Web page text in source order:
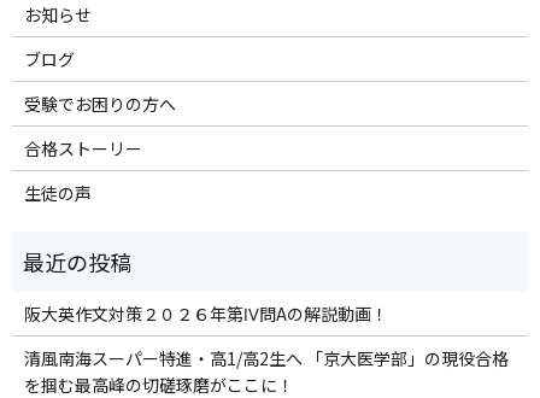
お知らせ
ブログ
受験でお困りの方へ
合格ストーリー
生徒の声
阪大英作文対策２０２６年第Ⅳ問Aの解説動画！
清風南海スーパー特進・高1/高2生へ 「京大医学部」の現役合格
を掴む最高峰の切磋琢磨がここに！